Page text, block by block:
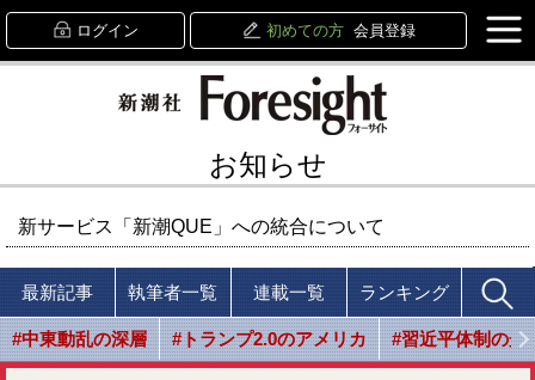
ログイン 初めての方 会員登録
お知らせ
新サービス「新潮QUE」への統合について
最新記事 執筆者一覧 連載一覧 ランキング
#中東動乱の深層 #トランプ2.0のアメリカ #習近平体制の光